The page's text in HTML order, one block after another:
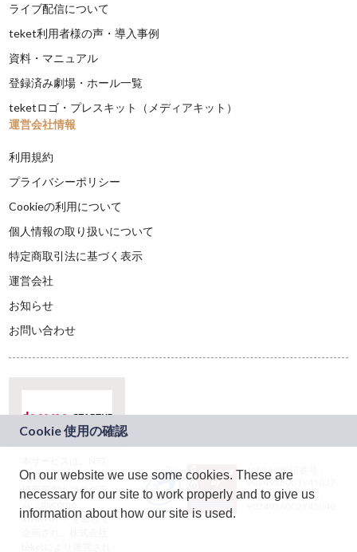
ライブ配信について
teket利用者様の声・導入事例
資料・マニュアル
登録済み劇場・ホール一覧
teketロゴ・プレスキット（メディアキット）
運営会社情報
利用規約
プライバシーポリシー
Cookieの利用について
個人情報の取り扱いについて
特定商取引法に基づく表示
運営会社
お知らせ
お問い合わせ
ドコモグループの新
規事業創出プログラ
ム「docomo
STARTUP」を通じて
JASRAC許諾番号：
9024936001Y45037
JASRAC許諾番号：
On our website we use some cookies. These are
necessary for our site to work properly and to give us
information about how our site is used.